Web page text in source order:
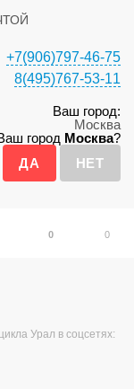
+7(906)797-46-75
8(495)767-53-11
Ваш город:
Москва
город Москва?
0
0
Урал в соцсетях: